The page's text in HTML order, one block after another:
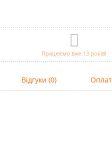
Працюємо вже 13 років!
Відгуки (0)